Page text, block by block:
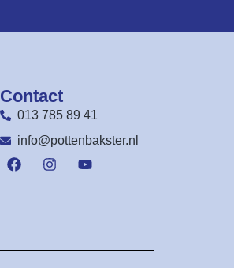
Contact
013 785 89 41
info@pottenbakster.nl